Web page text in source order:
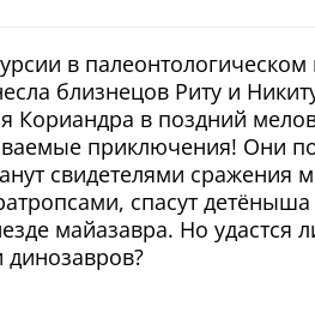
в палеонтологическом
близнецов Риту и
Кориандра в поздний
приключения! Они
свидетелями сражения
спасут детёныша
майазавра. Но удастся
динозавров?